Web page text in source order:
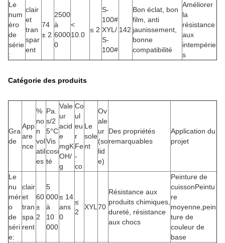
Le
num
éro
de
série
:
clair
et
tran
spar
ent
74
± 2
2500
à
6000
0
<
10.0
≤ 2
S-
100#
XYL/
S-
100#
142
Bon éclat, bon
film, anti
jaunissement,
bonne
compatibilité
Améliorer
la
résistance
aux
intempérie
s
Catégorie des produits
Gra
de
App
are
nce
%
no
n
vol
atil
es
Pa.
s/2
5°C
Vis
cosi
té
Vale
ur
acid
e
mgK
OH/
g
Co
ul
eu
r
Fe
-
co
Le
sole
nt
Ov
ale
ur
(so
lid
e)
Des propriétés
remarquables
Application du
projet
Le
nu
mér
o
de
séri
e:
clair
et
tran
spa
rent
60
±
2
5
000
à
10
000
≤ 14
ans
0
≤
2
XYL 70
Résistance aux
produits chimiques,
dureté, résistance
aux chocs
Peinture de
cuissonPeintu
re
moyenne,pein
ture de
couleur de
base